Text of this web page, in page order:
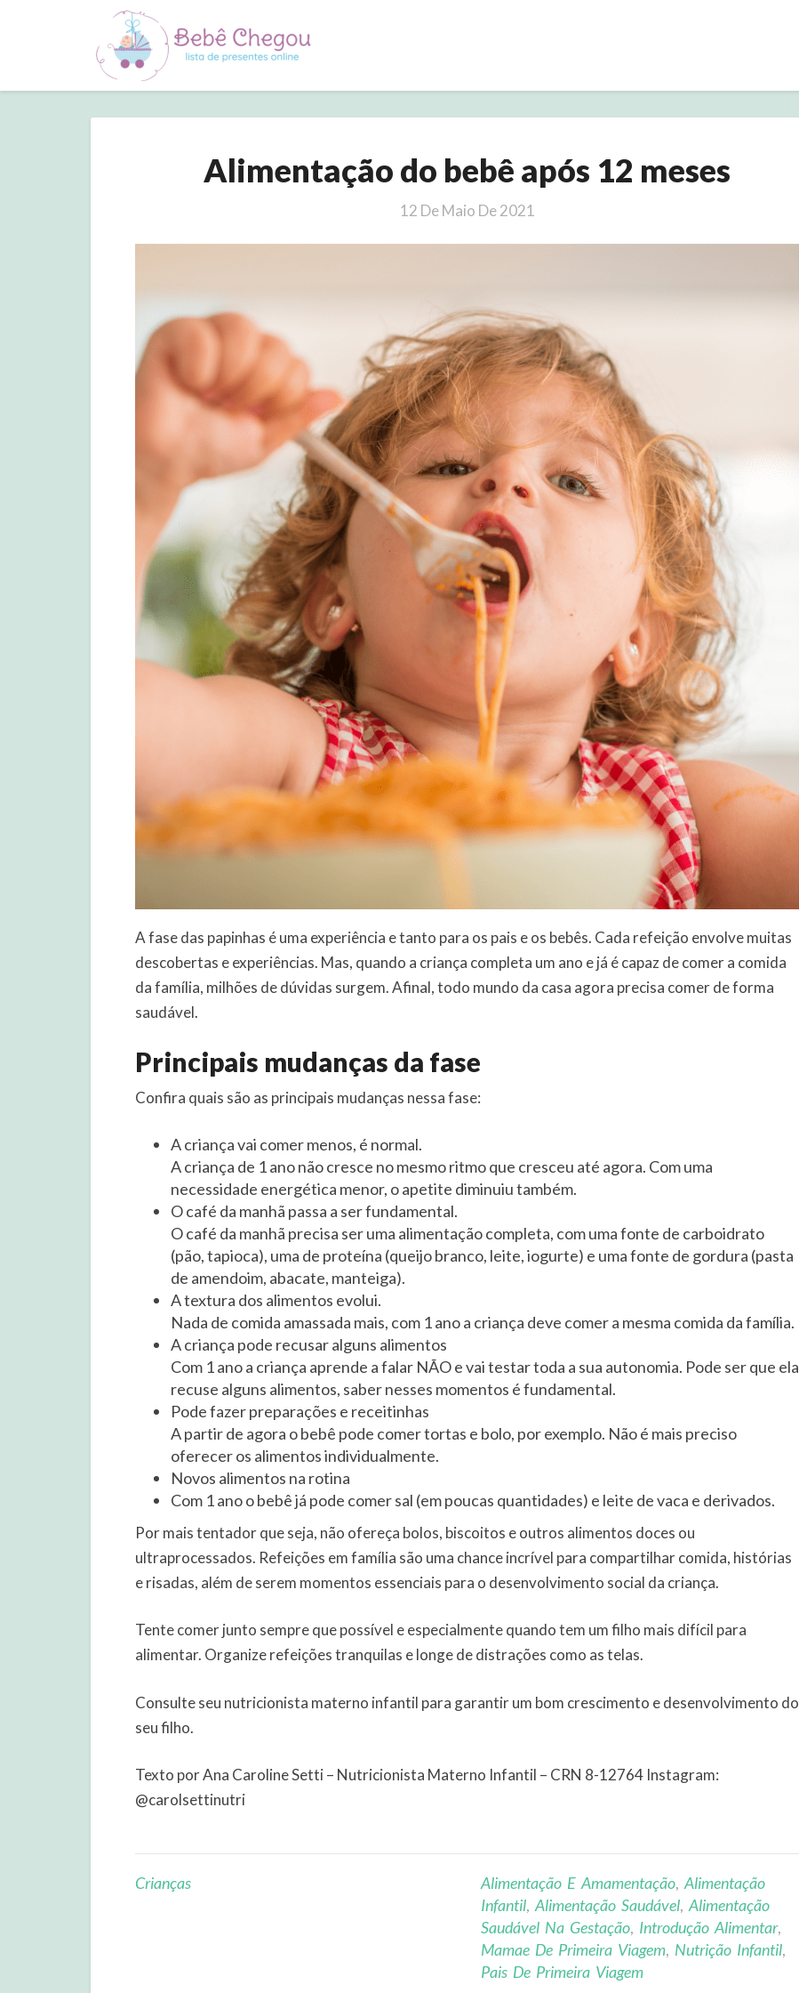
do
após
Alimentação do bebê após 12 meses
12 De Maio De 2021
A fase das papinhas é uma experiência e tanto para os pais e os bebês. Cada refeição envolve muitas
descobertas e experiências. Mas, quando a criança completa um ano e já é capaz de comer a comida
da família, milhões de dúvidas surgem. Afinal, todo mundo da casa agora precisa comer de forma
saudável.
Principais mudanças da fase
Confira quais são as principais mudanças nessa fase:
A criança vai comer menos, é normal.
A criança de 1 ano não cresce no mesmo ritmo que cresceu até agora. Com uma
necessidade energética menor, o apetite diminuiu também.
O café da manhã passa a ser fundamental.
O café da manhã precisa ser uma alimentação completa, com uma fonte de carboidrato
(pão, tapioca), uma de proteína (queijo branco, leite, iogurte) e uma fonte de gordura (pasta
de amendoim, abacate, manteiga).
A textura dos alimentos evolui.
Nada de comida amassada mais, com 1 ano a criança deve comer a mesma comida da família.
A criança pode recusar alguns alimentos
Com 1 ano a criança aprende a falar NÃO e vai testar toda a sua autonomia. Pode ser que ela
recuse alguns alimentos, saber nesses momentos é fundamental.
Pode fazer preparações e receitinhas
A partir de agora o bebê pode comer tortas e bolo, por exemplo. Não é mais preciso
oferecer os alimentos individualmente.
Novos alimentos na rotina
Com 1 ano o bebê já pode comer sal (em poucas quantidades) e leite de vaca e derivados.
Por mais tentador que seja, não ofereça bolos, biscoitos e outros alimentos doces ou
ultraprocessados. Refeições em família são uma chance incrível para compartilhar comida, histórias
e risadas, além de serem momentos essenciais para o desenvolvimento social da criança.
Tente comer junto sempre que possível e especialmente quando tem um filho mais difícil para
alimentar. Organize refeições tranquilas e longe de distrações como as telas.
Consulte seu nutricionista materno infantil para garantir um bom crescimento e desenvolvimento do
seu filho.
Texto por Ana Caroline Setti – Nutricionista Materno Infantil – CRN 8-12764 Instagram:
@carolsettinutri
Crianças Alimentação E Amamentação, Alimentação
Infantil, Alimentação Saudável, Alimentação
Saudável Na Gestação, Introdução Alimentar,
Mamae De Primeira Viagem, Nutrição Infantil,
Pais De Primeira Viagem